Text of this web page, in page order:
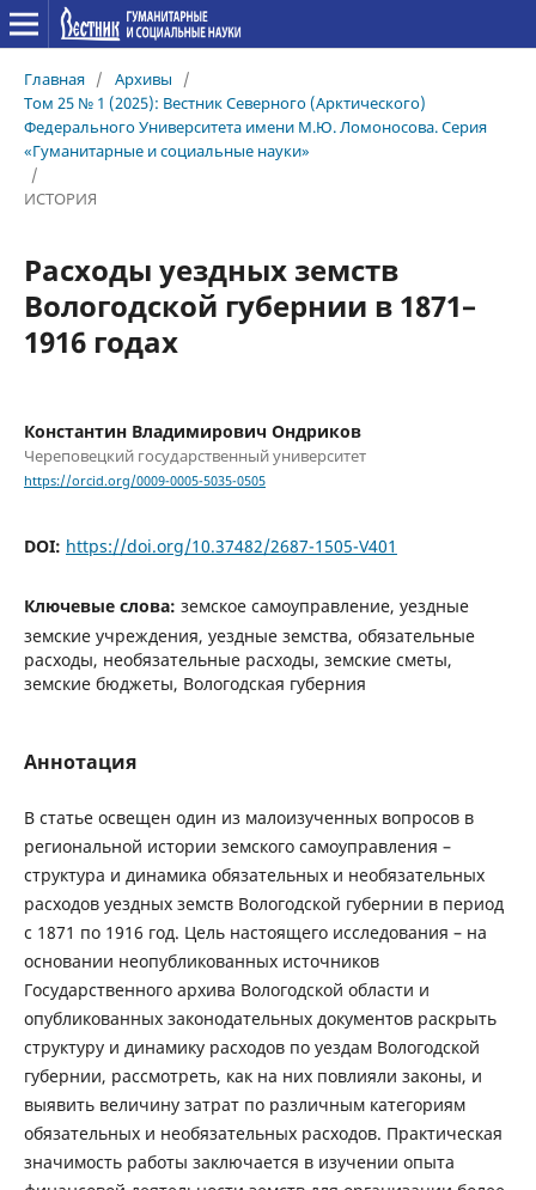
Главная / Архивы
/
Том 25 № 1 (2025): Вестник Северного (Арктического)
Федерального Университета имени М.Ю. Ломоносова. Серия
«Гуманитарные и социальные науки»
/
ИСТОРИЯ
Расходы уездных земств
Вологодской губернии в 1871–
1916 годах
Константин Владимирович Ондриков
Череповецкий государственный университет
https://orcid.org/0009-0005-5035-0505
DOI: https://doi.org/10.37482/2687-1505-V401
Ключевые слова: земское самоуправление, уездные
земские учреждения, уездные земства, обязательные
расходы, необязательные расходы, земские сметы,
земские бюджеты, Вологодская губерния
Аннотация
В статье освещен один из малоизученных вопросов в
региональной истории земского самоуправления –
структура и динамика обязательных и необязательных
расходов уездных земств Вологодской губернии в период
с 1871 по 1916 год. Цель настоящего исследования – на
основании неопубликованных источников
Государственного архива Вологодской области и
опубликованных законодательных документов раскрыть
структуру и динамику расходов по уездам Вологодской
губернии, рассмотреть, как на них повлияли законы, и
выявить величину затрат по различным категориям
обязательных и необязательных расходов. Практическая
значимость работы заключается в изучении опыта